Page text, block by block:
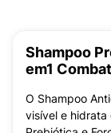
Shampoo
em1
O Shampoo
visível e hidrata